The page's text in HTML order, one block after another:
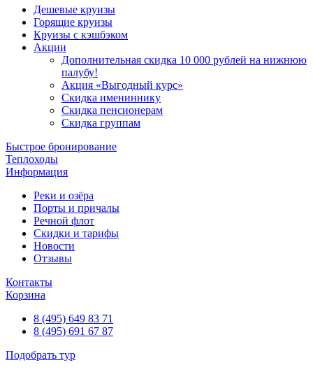
Дешевые круизы
Горящие круизы
Круизы с кэшбэком
Акции
Дополнительная скидка 10 000 рублей на нижнюю
палубу!
Акция «Выгодный курс»
Скидка имениннику
Скидка пенсионерам
Скидка группам
Быстрое бронирование
Теплоходы
Информация
Реки и озёра
Порты и причалы
Речной флот
Скидки и тарифы
Новости
Отзывы
Контакты
Корзина
8 (495) 649 83 71
8 (495) 691 67 87
Подобрать тур